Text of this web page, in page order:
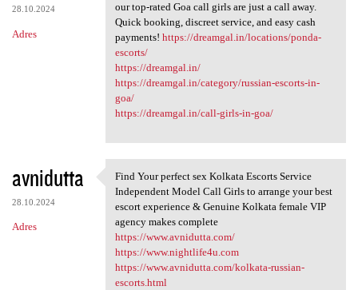
28.10.2024
Adres
our top-rated Goa call girls are just a call away.
Quick booking, discreet service, and easy cash
payments! https://dreamgal.in/locations/ponda-
escorts/
https://dreamgal.in/
https://dreamgal.in/category/russian-escorts-in-
goa/
https://dreamgal.in/call-girls-in-goa/
avnidutta
28.10.2024
Adres
Find Your perfect sex Kolkata
Find Your perfect sex Kolkata Escorts Service
Independent Model Call Girls to arrange your best
escort experience & Genuine Kolkata female VIP
agency makes complete
https://www.avnidutta.com/
https://www.nightlife4u.com
https://www.avnidutta.com/kolkata-russian-
escorts.html